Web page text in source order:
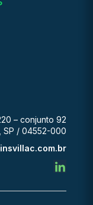
– conjunto 92
SP / 04552-000